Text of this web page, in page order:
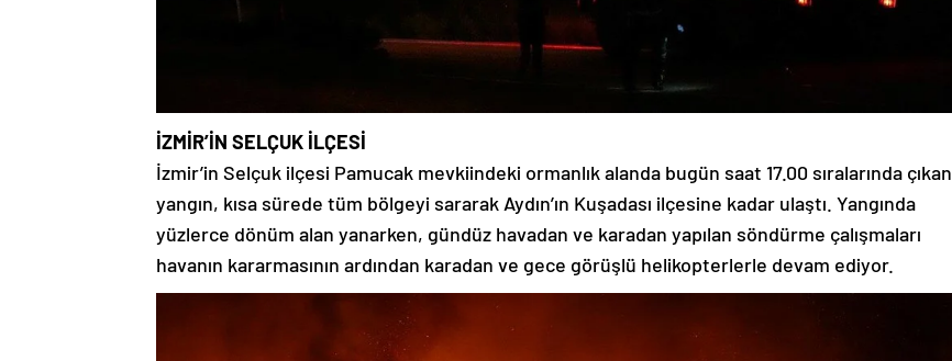
İZMİR’İN SELÇUK İLÇESİ
İzmir’in Selçuk ilçesi Pamucak mevkiindeki ormanlık alanda bugün saat 17.00 sıralarında çıkan
yangın, kısa sürede tüm bölgeyi sararak Aydın’ın Kuşadası ilçesine kadar ulaştı. Yangında
yüzlerce dönüm alan yanarken, gündüz havadan ve karadan yapılan söndürme çalışmaları
havanın kararmasının ardından karadan ve gece görüşlü helikopterlerle devam ediyor.